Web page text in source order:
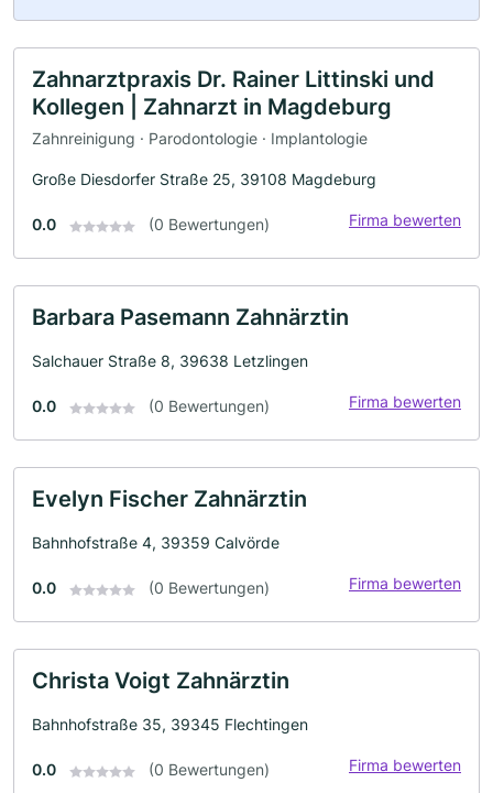
Zahnarztpraxis Dr. Rainer Littinski und
Kollegen | Zahnarzt in Magdeburg
Zahnreinigung · Parodontologie · Implantologie
Große Diesdorfer Straße 25, 39108 Magdeburg
0.0 (0 Bewertungen) Firma bewerten
Barbara Pasemann Zahnärztin
Salchauer Straße 8, 39638 Letzlingen
0.0 (0 Bewertungen) Firma bewerten
Evelyn Fischer Zahnärztin
Bahnhofstraße 4, 39359 Calvörde
0.0 (0 Bewertungen) Firma bewerten
Christa Voigt Zahnärztin
Bahnhofstraße 35, 39345 Flechtingen
0.0 (0 Bewertungen) Firma bewerten